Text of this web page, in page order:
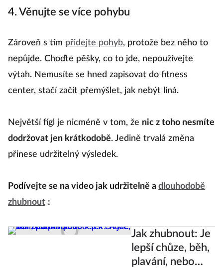
4. Věnujte se více pohybu
Zároveň s tím přidejte pohyb, protože bez něho to
nepůjde. Choďte pěšky, co to jde, nepoužívejte
výtah. Nemusíte se hned zapisovat do fitness
center, stačí začít přemýšlet, jak nebýt líná.
Největší fígl je nicméně v tom, že nic z toho nesmíte
dodržovat jen krátkodobě. Jedině trvalá změna
přinese udržitelný výsledek.
Podívejte se na video jak udržitelně a dlouhodobě
zhubnout :
Jak zhubnout: Je
lepší chůze, běh,
plavání, nebo